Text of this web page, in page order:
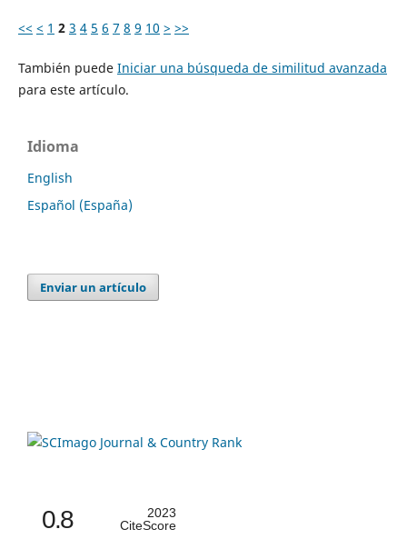
<< < 1 2 3 4 5 6 7 8 9 10 > >>
También puede Iniciar una búsqueda de similitud avanzada
para este artículo.
Idioma
English
Español (España)
Enviar un artículo
0.8
2023
CiteScore